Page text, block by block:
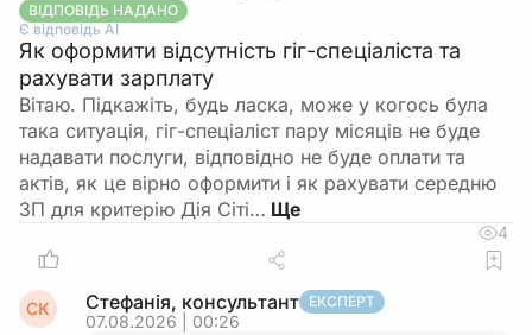
ВІДПОВІДЬ НАДАНО
Є відповідь АІ
Як оформити відсутність гіг-спеціаліста та
рахувати зарплату
Вітаю. Підкажіть, будь ласка, може у когось була
така ситуація, гіг-спеціаліст пару місяців не буде
надавати послуги, відповідно не буде оплати та
актів, як це вірно оформити і як рахувати середню
ЗП для критерію Дія Сіті…
4
СК Стефанія, консультант ЕКСПЕРТ
07.08.2026 | 00:26